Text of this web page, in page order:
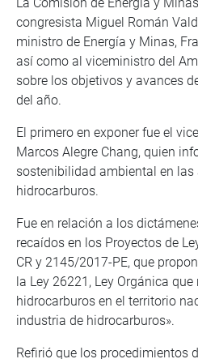
congresista Miguel Román
ministro de Energía y Minas,
así como al viceministro del
sobre los objetivos y avances
del año.
El primero en exponer fue el
Marcos Alegre Chang, quien
sostenibilidad ambiental en las
hidrocarburos.
Fue en relación a los
recaídos en los Proyectos de
CR y 2145/2017-PE, que
la Ley 26221, Ley Orgánica
hidrocarburos en el territorio
industria de hidrocarburos».
Refirió que los procedimientos